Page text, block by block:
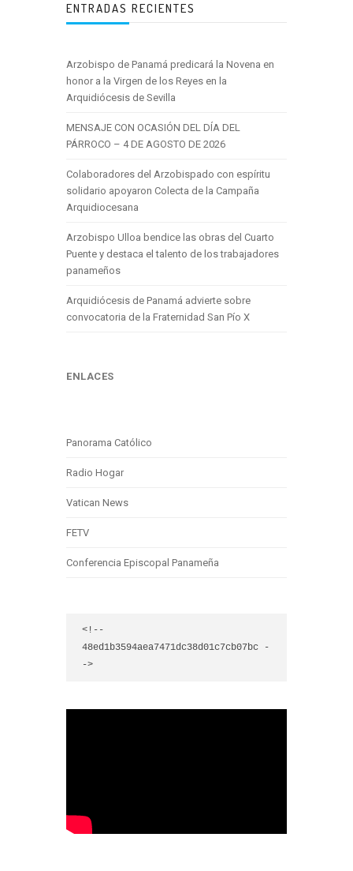
ENTRADAS RECIENTES
Arzobispo de Panamá predicará la Novena en
honor a la Virgen de los Reyes en la
Arquidiócesis de Sevilla
MENSAJE CON OCASIÓN DEL DÍA DEL
PÁRROCO – 4 DE AGOSTO DE 2026
Colaboradores del Arzobispado con espíritu
solidario apoyaron Colecta de la Campaña
Arquidiocesana
Arzobispo Ulloa bendice las obras del Cuarto
Puente y destaca el talento de los trabajadores
panameños
Arquidiócesis de Panamá advierte sobre
convocatoria de la Fraternidad San Pío X
ENLACES
Panorama Católico
Radio Hogar
Vatican News
FETV
Conferencia Episcopal Panameña
<!--
48ed1b3594aea7471dc38d01c7cb07bc -
->